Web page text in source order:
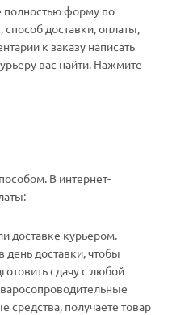
форму по
доставки, оплаты,
к заказу написать
вас найти. Нажмите
В интернет-
доставке курьером.
день доставки, чтобы
сдачу с любой
получаете товар